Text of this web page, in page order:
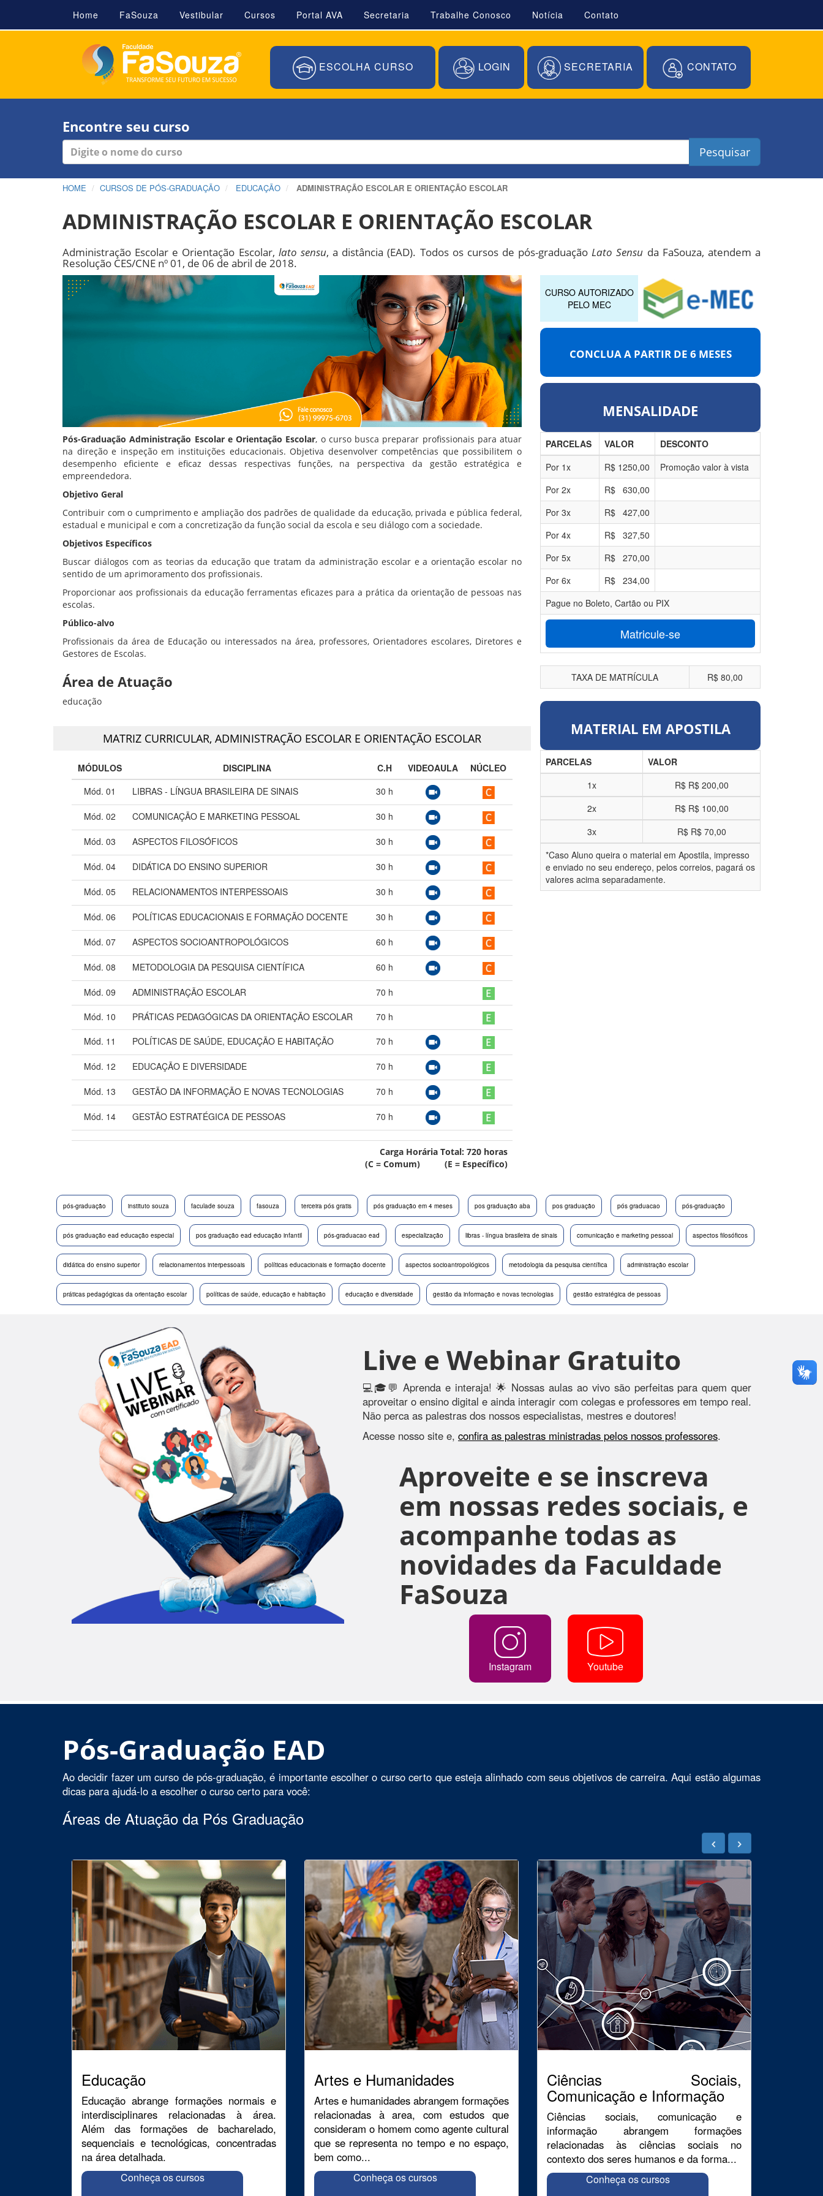
Home FaSouza Vestibular Cursos Portal AVA Secretaria Trabalhe Conosco Notícia Contato
ESCOLHA CURSO LOGIN SECRETARIA CONTATO
Encontre seu curso
Pesquisar
HOME CURSOS DE PÓS-GRADUAÇÃO EDUCAÇÃO ADMINISTRAÇÃO ESCOLAR E ORIENTAÇÃO ESCOLAR
ADMINISTRAÇÃO ESCOLAR E ORIENTAÇÃO ESCOLAR
Administração Escolar e Orientação Escolar, lato sensu, a distância (EAD). Todos os cursos de pós-graduaçãoLato Sensu da FaSouza, atendem a
Resolução CES/CNE nº 01, de 06 de abril de 2018.
Pós-Graduação Administração Escolar e Orientação Escolar, o curso busca preparar profissionais para atuar
na direção e inspeção em instituições educacionais. Objetiva desenvolver competências que possibilitem o
desempenho eficiente e eficaz dessas respectivas funções, na perspectiva da gestão estratégica e
empreendedora.
Objetivo Geral
Contribuir com o cumprimento e ampliação dos padrões de qualidade da educação, privada e pública federal,
estadual e municipal e com a concretização da função social da escola e seu diálogo com a sociedade.
Objetivos Específicos
Buscar diálogos com as teorias da educação que tratam da administração escolar e a orientação escolar no
sentido de um aprimoramento dos profissionais.
Proporcionar aos profissionais da educação ferramentas eficazes para a prática da orientação de pessoas nas
escolas.
Público-alvo
Profissionais da área de Educação ou interessados na área, professores, Orientadores escolares, Diretores e
Gestores de Escolas.
Área de Atuação
educação
MATRIZ CURRICULAR, ADMINISTRAÇÃO ESCOLAR E ORIENTAÇÃO ESCOLAR
MÓDULOS DISCIPLINA C.H VIDEOAULA
NÚCLEO
Mód. 01
LIBRAS - LÍNGUA BRASILEIRA DE SINAIS 30 h
Mód. 02 COMUNICAÇÃO E MARKETING PESSOAL 30 h
Mód. 03 ASPECTOS FILOSÓFICOS 30 h
Mód. 04 DIDÁTICA DO ENSINO SUPERIOR 30 h
Mód. 05 RELACIONAMENTOS INTERPESSOAIS 30 h
Mód. 06 POLÍTICAS EDUCACIONAIS E FORMAÇÃO DOCENTE 30 h
Mód. 07 ASPECTOS SOCIOANTROPOLÓGICOS 60 h
Mód. 08 METODOLOGIA DA PESQUISA CIENTÍFICA 60 h
Mód. 09 ADMINISTRAÇÃO ESCOLAR 70 h
Mód. 10
PRÁTICAS PEDAGÓGICAS DA ORIENTAÇÃO ESCOLAR 70 h
Mód. 11
POLÍTICAS DE SAÚDE, EDUCAÇÃO E HABITAÇÃO 70 h
Mód. 12 EDUCAÇÃO E DIVERSIDADE 70 h
Mód. 13 GESTÃO DA INFORMAÇÃO E NOVAS TECNOLOGIAS 70 h
Mód. 14 GESTÃO ESTRATÉGICA DE PESSOAS 70 h
Carga Horária Total: 720 horas
(C = Comum) (E = Específico)
CURSO AUTORIZADO
PELO MEC
CONCLUA A PARTIR DE 6 MESES
MENSALIDADE
PARCELAS VALOR
DESCONTO
Por 1x R$ 1250,00
Promoção valor à vista
Por 2x R$ 630,00
Por 3x R$ 427,00
Por 4x R$ 327,50
Por 5x R$ 270,00
Por 6x R$ 234,00
Pague no Boleto, Cartão ou PIX
Matricule-se
TAXA DE MATRÍCULA R$ 80,00
MATERIAL EM APOSTILA
PARCELAS
VALOR
1x
R$ R$ 200,00
2x
R$ R$ 100,00
3x
R$ R$ 70,00
*Caso Aluno queira o material em Apostila, impresso
e enviado no seu endereço, pelos correios, pagará os
valores acima separadamente.
pós-graduação instituto souza faculade souza fasouza terceira pós gratis pós graduação em 4 meses pos graduação aba pos graduação pós graduacao pós-graduação
pós graduação ead educação especial pos graduação ead educação infantil pós-graduacao ead especialização libras - língua brasileira de sinais comunicação e marketing pessoal aspectos filosóficos
didática do ensino superior relacionamentos interpessoais políticas educacionais e formação docente aspectos socioantropológicos metodologia da pesquisa científica administração escolar
práticas pedagógicas da orientação escolar políticas de saúde, educação e habitação educação e diversidade gestão da informação e novas tecnologias gestão estratégica de pessoas
Live e Webinar Gratuito
💻🎓💬 Aprenda e interaja! 🌟 Nossas aulas ao vivo são perfeitas para quem quer
aproveitar o ensino digital e ainda interagir com colegas e professores em tempo real.
Não perca as palestras dos nossos especialistas, mestres e doutores!
Acesse nosso site e, confira as palestras ministradas pelos nossos professores.
Aproveite e se inscreva
em nossas redes sociais, e
acompanhe todas as
novidades da Faculdade
FaSouza
Instagram Youtube
Pós-Graduação EAD
Ao decidir fazer um curso de pós-graduação, é importante escolher o curso certo que esteja alinhado com seus objetivos de carreira. Aqui estão algumas
dicas para ajudá-lo a escolher o curso certo para você:
Áreas de Atuação da Pós Graduação
Educação
Educação abrange formações normais e
interdisciplinares relacionadas à área.
Além das formações de bacharelado,
sequenciais e tecnológicas, concentradas
na área detalhada.
Conheça os cursos
Artes e Humanidades
Artes e humanidades abrangem formações
relacionadas à area, com estudos que
consideram o homem como agente cultural
que se representa no tempo e no espaço,
bem como...
Conheça os cursos
Ciências Sociais,
Comunicação e Informação
Ciências sociais, comunicação e
informação abrangem formações
relacionadas às ciências sociais no
contexto dos seres humanos e da forma...
Conheça os cursos